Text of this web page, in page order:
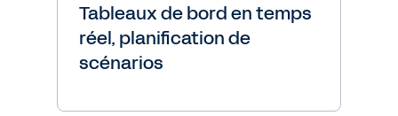
Tableaux de bord en temps
réel, planification de
scénarios